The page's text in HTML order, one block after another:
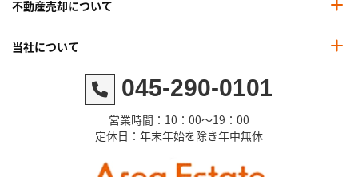
不動産売却について
当社について
045-290-0101
営業時間：10：00～19：00
定休日：年末年始を除き年中無休